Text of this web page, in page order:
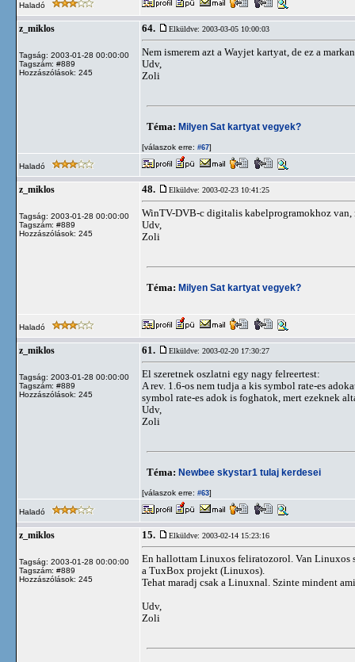
Haladó
z_miklos
Tagság: 2003-01-28 00:00:00
Tagszám: #889
Hozzászólások: 245
64. Elküldve: 2003-03-05 10:00:03
Nem ismerem azt a Wayjet kartyat, de ez a
Udv,
Zoli
Téma: Milyen Sat kartyat vegyek?
[válaszok erre: #67]
Haladó
z_miklos
Tagság: 2003-01-28 00:00:00
Tagszám: #889
Hozzászólások: 245
48. Elküldve: 2003-02-23 10:41:25
WinTV-DVB-c digitalis kabelprogramokhoz van,
Udv,
Zoli
Téma: Milyen Sat kartyat vegyek?
Haladó
z_miklos
Tagság: 2003-01-28 00:00:00
Tagszám: #889
Hozzászólások: 245
61. Elküldve: 2003-02-20 17:30:27
El szeretnek oszlatni egy nagy felreertest:
A rev. 1.6-os nem tudja a kis symbol rate-es
symbol rate-es adok is foghatok, mert ezeknek
Udv,
Zoli
Téma: Newbee skystar1 tulaj kerdesei
[válaszok erre: #63]
Haladó
z_miklos
Tagság: 2003-01-28 00:00:00
Tagszám: #889
Hozzászólások: 245
15. Elküldve: 2003-02-14 15:23:16
En hallottam Linuxos feliratozorol. Van Linuxos
a TuxBox projekt (Linuxos).
Tehat maradj csak a Linuxnal. Szinte mindent
Udv,
Zoli